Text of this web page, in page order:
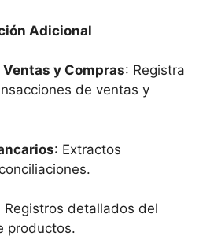
Adicional
y Compras: Registra
de ventas y
: Extractos
Registros detallados del
productos.